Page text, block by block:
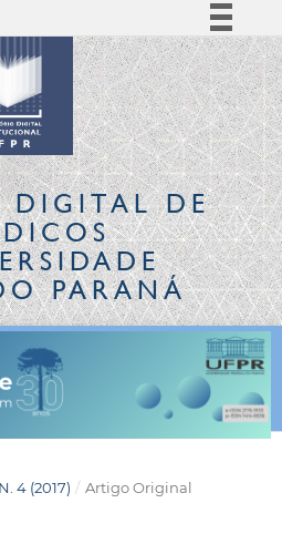
Simplifique!
Comunica BR
Participe
Acesso à informação
Legislação
Canais
DIGITALDE
PARANÁ
4 (2017) / Artigo Original